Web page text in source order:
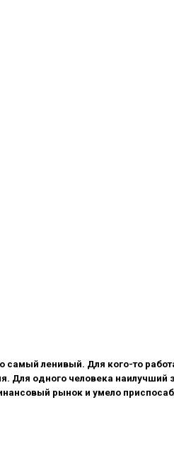
ленивый. Для кого-то
Для одного человека наилучший
рынок и умело